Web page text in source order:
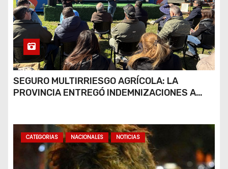
SEGURO MULTIRRIESGO AGRÍCOLA: LA
PROVINCIA ENTREGÓ INDEMNIZACIONES A
CATEGORIAS NACIONALES NOTICIAS